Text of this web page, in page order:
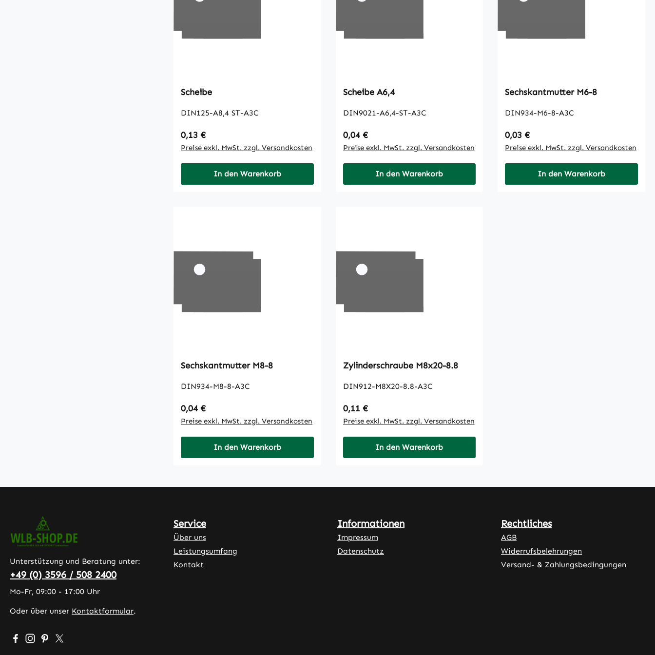
Scheibe
DIN125-A8,4 ST-A3C
Regulärer Preis:
0,13 €
Preise exkl. MwSt. zzgl. Versandkosten
In den Warenkorb
Scheibe A6,4
DIN9021-A6,4-ST-A3C
Regulärer Preis:
0,04 €
Preise exkl. MwSt. zzgl. Versandkosten
In den Warenkorb
Sechskantmutter M6-8
DIN934-M6-8-A3C
Regulärer Preis:
0,03 €
Preise exkl. MwSt. zzgl. Versandkosten
In den Warenkorb
Sechskantmutter M8-8
DIN934-M8-8-A3C
Regulärer Preis:
0,04 €
Preise exkl. MwSt. zzgl. Versandkosten
In den Warenkorb
Zylinderschraube M8x20-8.8
DIN912-M8X20-8.8-A3C
Regulärer Preis:
0,11 €
Preise exkl. MwSt. zzgl. Versandkosten
In den Warenkorb
Unterstützung und Beratung unter:
+49 (0) 3596 / 508 2400
Mo-Fr, 09:00 - 17:00 Uhr
Oder über unser Kontaktformular.
Besuche uns auf Facebook – öffnet in neuem Tab (externer Link)
Schau auf Instagram vorbei – öffnet in neuem Tab (externer Link)
Lass dich auf Pinterest inspirieren – öffnet in neuem Tab (externer Link)
Folge uns auf X – öffnet in neuem Tab (externer Link)
Service
Über uns
Leistungsumfang
Kontakt
Informationen
Impressum
Datenschutz
Rechtliches
AGB
Widerrufsbelehrungen
Versand- & Zahlungsbedingungen